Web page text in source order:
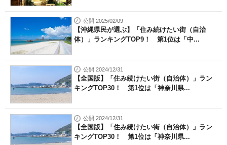
公開 2025/02/09
【沖縄県民が選ぶ】「住み続けたい街（自治
体）」ランキングTOP9！ 第1位は「中...
公開 2024/12/31
【全国版】「住み続けたい街（自治体）」ラン
キングTOP30！ 第1位は「神奈川県...
公開 2024/12/31
【全国版】「住み続けたい街（自治体）」ラン
キングTOP30！ 第1位は「神奈川県...